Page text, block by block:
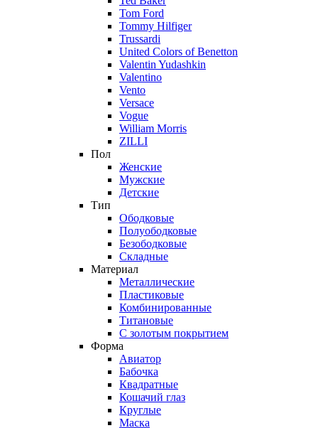
Tom Ford
Tommy Hilfiger
Trussardi
United Colors of Benetton
Valentin Yudashkin
Valentino
Vento
Versace
Vogue
William Morris
ZILLI
Пол
Женские
Мужские
Детские
Тип
Ободковые
Полуободковые
Безободковые
Складные
Материал
Металлические
Пластиковые
Комбинированные
Титановые
С золотым покрытием
Форма
Авиатор
Бабочка
Квадратные
Кошачий глаз
Круглые
Маска